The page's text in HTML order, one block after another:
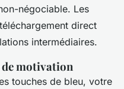
négociable. Les
direct
intermédiaires.
motivation
touches de bleu, votre